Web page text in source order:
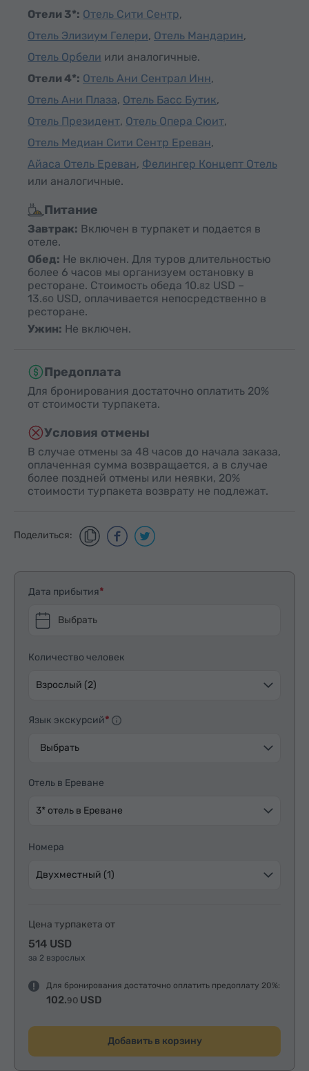
Отели 3*: Отель Сити Сентр,
Отель Элизиум Гелери, Отель Мандарин,
Отель Орбели или аналогичные.
Отели 4*: Отель Ани Сентрал Инн,
Отель Ани Плаза, Отель Басс Бутик,
Отель Президент, Отель Опера Сюит,
Отель Медиан Сити Сентр Ереван,
Айаса Отель Ереван, Фелингер Концепт Отель
или аналогичные.
Питание
Завтрак: Включен в турпакет и подается в
отеле.
Обед: Не включен. Для туров длительностью
более 6 часов мы организуем остановку в
ресторане. Стоимость обеда 10.82 USD –
13.60 USD, оплачивается непосредственно в
ресторане.
Ужин: Не включен.
Предоплата
Для бронирования достаточно оплатить 20%
от стоимости турпакета.
Условия отмены
В случае отмены за 48 часов до начала заказа,
оплаченная сумма возвращается, а в случае
более поздней отмены или неявки, 20%
стоимости турпакета возврату не подлежат.
Поделиться:
Дата прибытия
Выбрать
Количество человек
Взрослый (2)
Язык экскурсий
Выбрать
Отель в Ереване
3* отель в Ереване
Номера
Двухместный (1)
Цена турпакета от
514 USD
за 2 взрослых
Для бронирования достаточно оплатить предоплату 20%:
102.90 USD
Добавить в корзину